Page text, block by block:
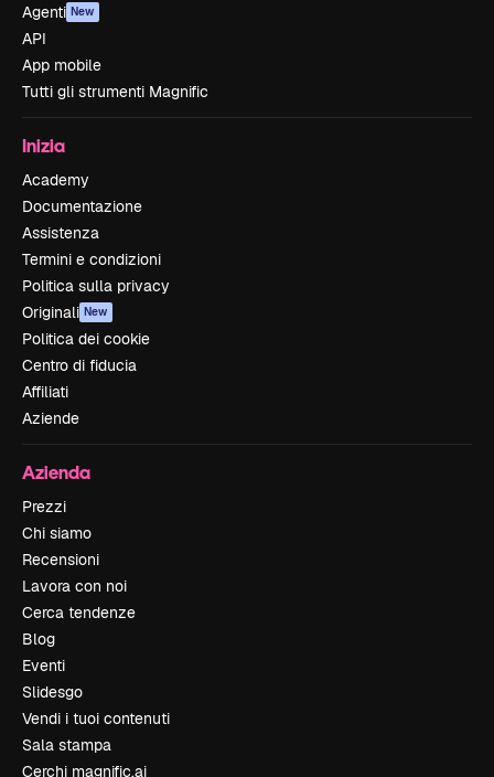
Agenti New
API
App mobile
Tutti gli strumenti Magnific
Inizia
Academy
Documentazione
Assistenza
Termini e condizioni
Politica sulla privacy
Originali New
Politica dei cookie
Centro di fiducia
Affiliati
Aziende
Azienda
Prezzi
Chi siamo
Recensioni
Lavora con noi
Cerca tendenze
Blog
Eventi
Slidesgo
Vendi i tuoi contenuti
Sala stampa
Cerchi magnific.ai